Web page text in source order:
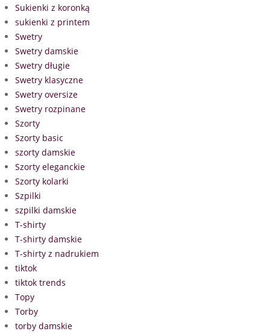
Sukienki z koronką
sukienki z printem
Swetry
Swetry damskie
Swetry długie
Swetry klasyczne
Swetry oversize
Swetry rozpinane
Szorty
Szorty basic
szorty damskie
Szorty eleganckie
Szorty kolarki
Szpilki
szpilki damskie
T-shirty
T-shirty damskie
T-shirty z nadrukiem
tiktok
tiktok trends
Topy
Torby
torby damskie